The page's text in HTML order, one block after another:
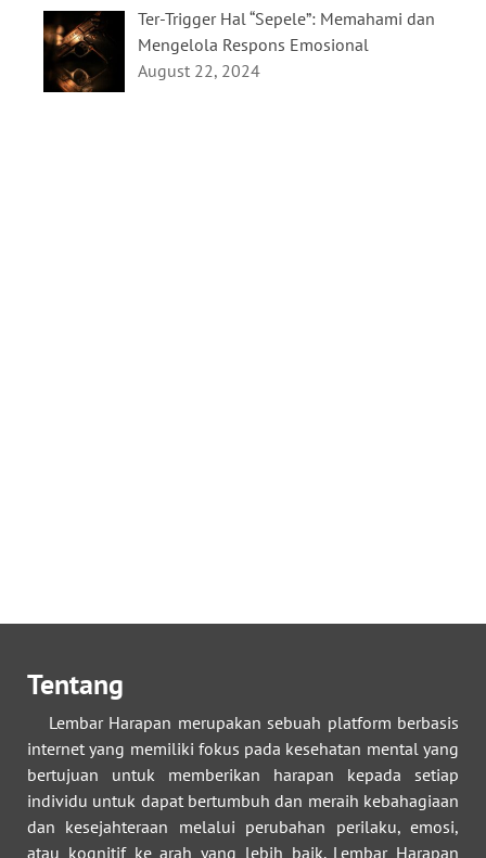
Ter-Trigger Hal “Sepele”: Memahami dan
Mengelola Respons Emosional
August 22, 2024
Tentang
Lembar Harapan merupakan sebuah platform berbasis
internet yang memiliki fokus pada kesehatan mental yang
bertujuan untuk memberikan harapan kepada setiap
individu untuk dapat bertumbuh dan meraih kebahagiaan
dan kesejahteraan melalui perubahan perilaku, emosi,
atau kognitif ke arah yang lebih baik. Lembar Harapan